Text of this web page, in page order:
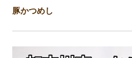
豚かつめし